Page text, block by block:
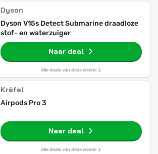
Dyson
Dyson V15s Detect Submarine draadloze
stof- en waterzuiger
Naar deal
Alle deals van deze winkel
Krëfel
Airpods Pro 3
Naar deal
Alle deals van deze winkel